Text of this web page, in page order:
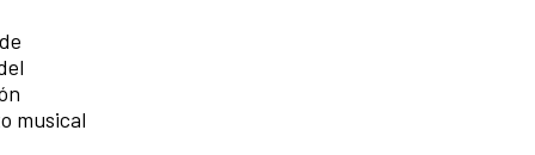
musical